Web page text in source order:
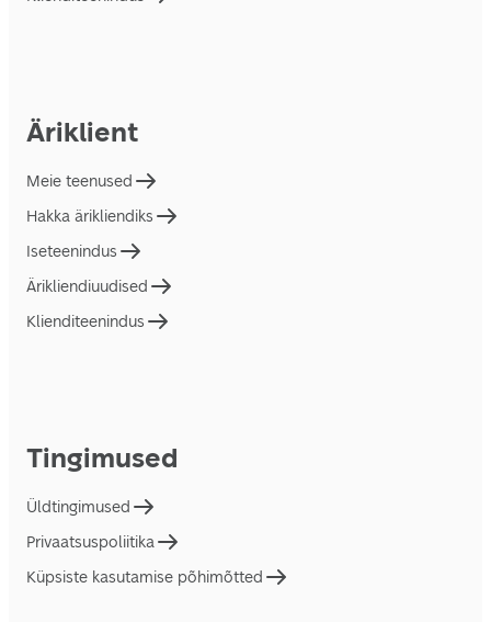
Äriklient
Meie teenused
Hakka ärikliendiks
Iseteenindus
Ärikliendiuudised
Klienditeenindus
Tingimused
Üldtingimused
Privaatsuspoliitika
Küpsiste kasutamise põhimõtted